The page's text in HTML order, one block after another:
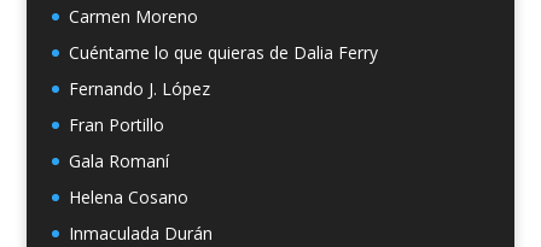
Carmen Moreno
Cuéntame lo que quieras de Dalia Ferry
Fernando J. López
Fran Portillo
Gala Romaní
Helena Cosano
Inmaculada Durán